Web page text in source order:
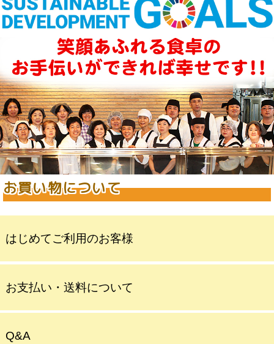
お買い物について
はじめてご利用のお客様
お支払い・送料について
Q&A